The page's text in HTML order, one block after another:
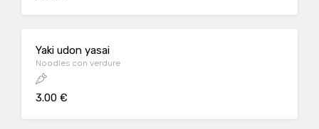
Yaki udon yasai
Noodles con verdure
3.00 €